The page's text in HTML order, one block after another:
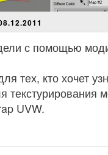
с помощью
тех, кто хочет
текстурирования
UVW.